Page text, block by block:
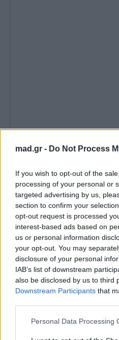
mad.gr - Do Not Process
If you wish to opt-out of the
processing of your personal or
targeted advertising by us,
section to confirm your
opt-out request is processed
interest-based ads based on
us or personal information
your opt-out. You may
disclosure of your personal
IAB’s list of downstream
also be disclosed by us to third
Downstream Participants that
Personal Data Processing